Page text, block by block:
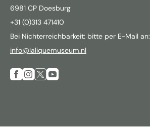
6981 CP Doesburg
+31 (0)313 471410
Bei Nichterreichbarkeit: bitte per E-Mail an:
info@laliquemuseum.nl